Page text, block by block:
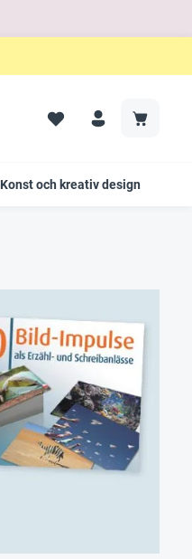
Konst och kreativ design